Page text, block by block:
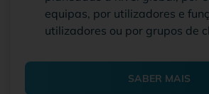
equipas, por utilizadores e
utilizadores ou por grupos de
SABER MAIS